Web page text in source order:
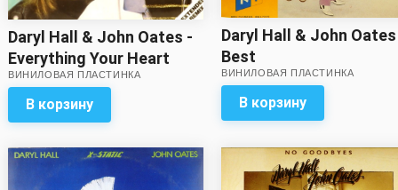
Daryl Hall & John Oates -
Everything Your Heart
Desires (45 RPM,
extended remix)
ВИНИЛОВАЯ ПЛАСТИНКА
В корзину
Daryl Hall & John
Best
ВИНИЛОВАЯ ПЛАСТИНКА
В корзину